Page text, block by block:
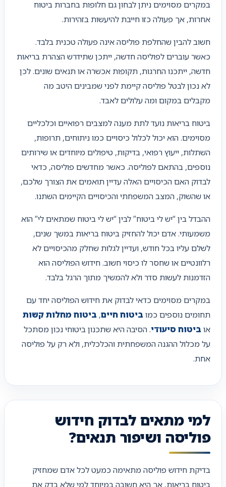
במקרים מסוימים ניתן לבחון גם חלופות בחברות ביטוח
אחרות, אך פעולה כזו חייבת להיעשות בזהירות.
חשוב להבין שהחלפת פוליסה אינה פעולה טכנית בלבד.
כאשר עוברים לפוליסה חדשה, ייתכן שתידרש הצהרת בריאות
חדשה, ייתכנו החרגות, תקופות אכשרה או תנאים שונים. לכן
לא נכון לבטל פוליסה קיימת לפני שמבינים היטב מה
מקבלים במקום ומה עלולים לאבד.
ביטוח בריאות נועד לתת מענה למצבים רפואיים וכלכליים
מסוימים. הוא יכול לכלול כיסויים כמו ניתוחים, תרופות,
השתלות, ייעוץ רפואי, בדיקות, טיפולים מיוחדים או שירותים
נוספים, בהתאם לפוליסה. כאשר מחדשים פוליסה, כדאי
לבדוק האם הכיסויים האלה עדיין תואמים את הצורך שלכם,
או שהשוק, המצב המשפחתי והכיסויים הקיימים השתנו.
ההבדל בין “יש לי ביטוח” לבין “יש לי ביטוח שמתאים לי” הוא
משמעותי. אדם יכול להחזיק ביטוח בריאות במשך שנים,
לשלם עליו בכל חודש, ועדיין לגלות שחלק מהכיסויים לא
רלוונטיים או שחסר לו כיסוי חשוב. חידוש הפוליסה הוא
הזדמנות לעשות סדר ולא להמשיך מתוך הרגל בלבד.
במקרים מסוימים כדאי לבדוק את חידוש הפוליסה יחד עם
תחומים נוספים כמוביטוח חיים, ביטוח מחלות קשות
אוביטוח סיעודי. הסיבה היא שתכנון ביטוחי נכון מסתכל
על מכלול ההגנה המשפחתית והכלכלית, ולא רק על פוליסה
אחת.
למי מתאים לבדוק חידוש
פוליסה ושיפור תנאים?
בדיקת חידוש פוליסה מתאימה כמעט לכל אדם שמחזיק
ביטוח בריאות, אך היא חשובה במיוחד למי שלא בדק את